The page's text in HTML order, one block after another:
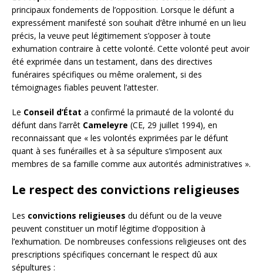
principaux fondements de l’opposition. Lorsque le défunt a
expressément manifesté son souhait d’être inhumé en un lieu
précis, la veuve peut légitimement s’opposer à toute
exhumation contraire à cette volonté. Cette volonté peut avoir
été exprimée dans un testament, dans des directives
funéraires spécifiques ou même oralement, si des
témoignages fiables peuvent l’attester.
Le Conseil d’État a confirmé la primauté de la volonté du
défunt dans l’arrêt Cameleyre (CE, 29 juillet 1994), en
reconnaissant que « les volontés exprimées par le défunt
quant à ses funérailles et à sa sépulture s’imposent aux
membres de sa famille comme aux autorités administratives ».
Le respect des convictions religieuses
Les convictions religieuses du défunt ou de la veuve
peuvent constituer un motif légitime d’opposition à
l’exhumation. De nombreuses confessions religieuses ont des
prescriptions spécifiques concernant le respect dû aux
sépultures :